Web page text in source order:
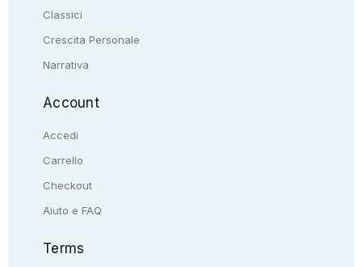
Classici
Crescita Personale
Narrativa
Account
Accedi
Carrello
Checkout
Aiuto e FAQ
Terms